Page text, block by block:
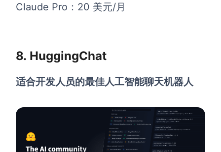
Claude Pro：20 美元/月
8. HuggingChat
适合开发人员的最佳人工智能聊天机器人